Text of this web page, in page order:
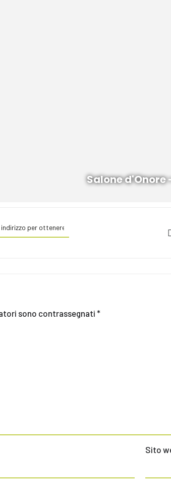
Salone d'Onore
energetico per cani e gatti []
sono contrassegnati *
Sito